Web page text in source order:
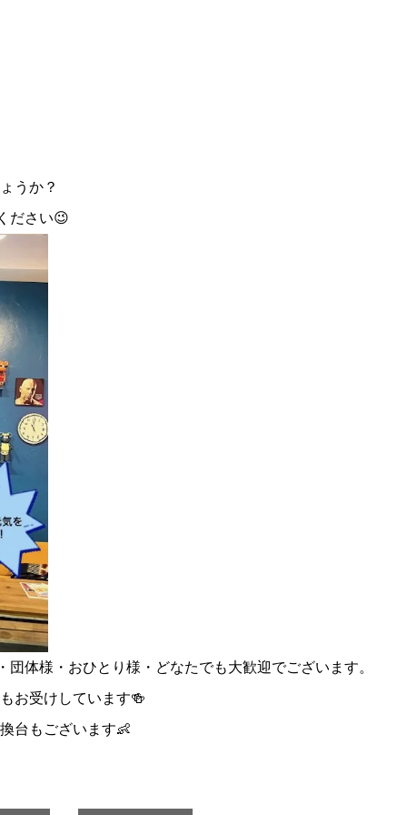
うか？
ださい😉
体様・おひとり様・どなたでも大歓迎でございます。
お受けしています🍻
台もございます👶